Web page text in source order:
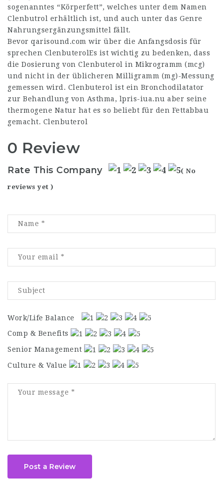
sogenanntes “Körperfett”, welches unter dem Namen
Clenbutrol erhältlich ist, und auch unter das Genre
Nahrungsergänzungsmittel fällt.
Bevor qarisound.com wir über die Anfangsdosis für
sprechen ClenbuterolEs ist wichtig zu bedenken, dass
die Dosierung von Clenbuterol in Mikrogramm (mcg)
und nicht in der üblicheren Milligramm (mg)-Messung
gemessen wird. Clenbuterol ist ein Bronchodilatator
zur Behandlung von Asthma, lpris-iua.nu aber seine
thermogene Natur hat es so beliebt für den Fettabbau
gemacht. Clenbuterol
0 Review
Rate This Company ( No
reviews yet )
Work/Life Balance
Comp & Benefits
Senior Management
Culture & Value
Post a Review